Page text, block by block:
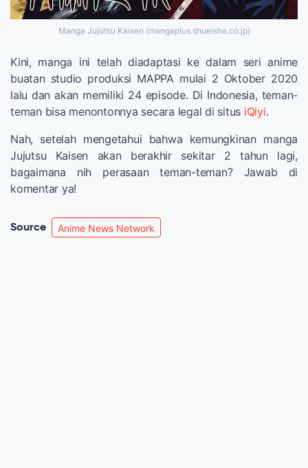
Manga Jujutsu Kaisen (mangaplus.shueisha.co.jp)
Kini, manga ini telah diadaptasi ke dalam seri anime
buatan studio produksi MAPPA mulai 2 Oktober 2020
lalu dan akan memiliki 24 episode. Di Indonesia, teman-
teman bisa menontonnya secara legal di situs iQiyi.
Nah, setelah mengetahui bahwa kemungkinan manga
Jujutsu Kaisen akan berakhir sekitar 2 tahun lagi,
bagaimana nih perasaan teman-teman? Jawab di
komentar ya!
Source Anime News Network